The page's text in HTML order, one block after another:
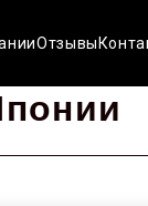
Отзывы